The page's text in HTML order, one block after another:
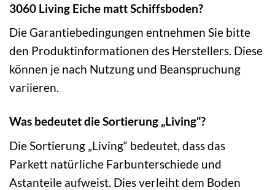
3060 Living Eiche matt Schiffsboden?
Die Garantiebedingungen entnehmen Sie bitte
den Produktinformationen des Herstellers. Diese
können je nach Nutzung und Beanspruchung
variieren.
Was bedeutet die Sortierung „Living“?
Die Sortierung „Living“ bedeutet, dass das
Parkett natürliche Farbunterschiede und
Astanteile aufweist. Dies verleiht dem Boden